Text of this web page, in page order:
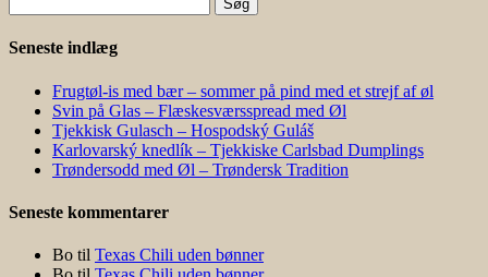
efter:
Seneste indlæg
Frugtøl-is med bær – sommer på pind med et strejf af øl
Svin på Glas – Flæskesværsspread med Øl
Tjekkisk Gulasch – Hospodský Guláš
Karlovarský knedlík – Tjekkiske Carlsbad Dumplings
Trøndersodd med Øl – Trøndersk Tradition
Seneste kommentarer
Bo til Texas Chili uden bønner